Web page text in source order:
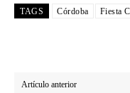
TAGS Córdoba Fiesta
Artículo anterior